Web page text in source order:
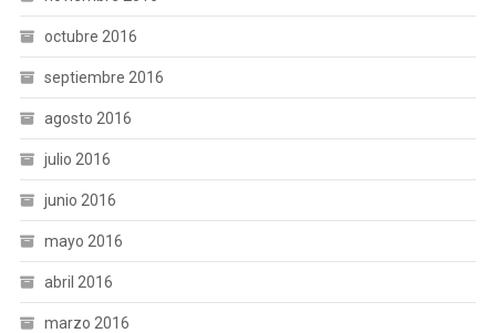
octubre 2016
septiembre 2016
agosto 2016
julio 2016
junio 2016
mayo 2016
abril 2016
marzo 2016